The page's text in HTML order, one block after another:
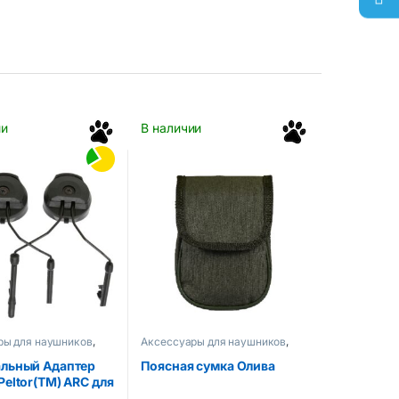
для наушников,
аксессуары
Адаптер
ARC для
В наличии
Аксессуары для наушников,
Тактические аксессуары
Поясная сумка Олива